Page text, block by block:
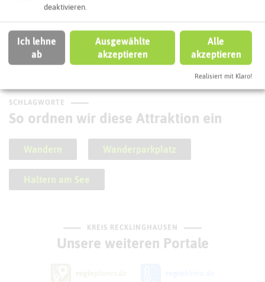
Wanderparkplatz Waldbeerenberg
(17)
SCHLAGWORTE
So ordnen wir diese Attraktion ein
Wandern Wanderparkplatz
Haltern am See
KREIS RECKLINGHAUSEN
Unsere weiteren Portale
deaktivieren.
Ich lehne
ab
Ausgewählte
akzeptieren
Alle
akzeptieren
Realisiert mit Klaro!